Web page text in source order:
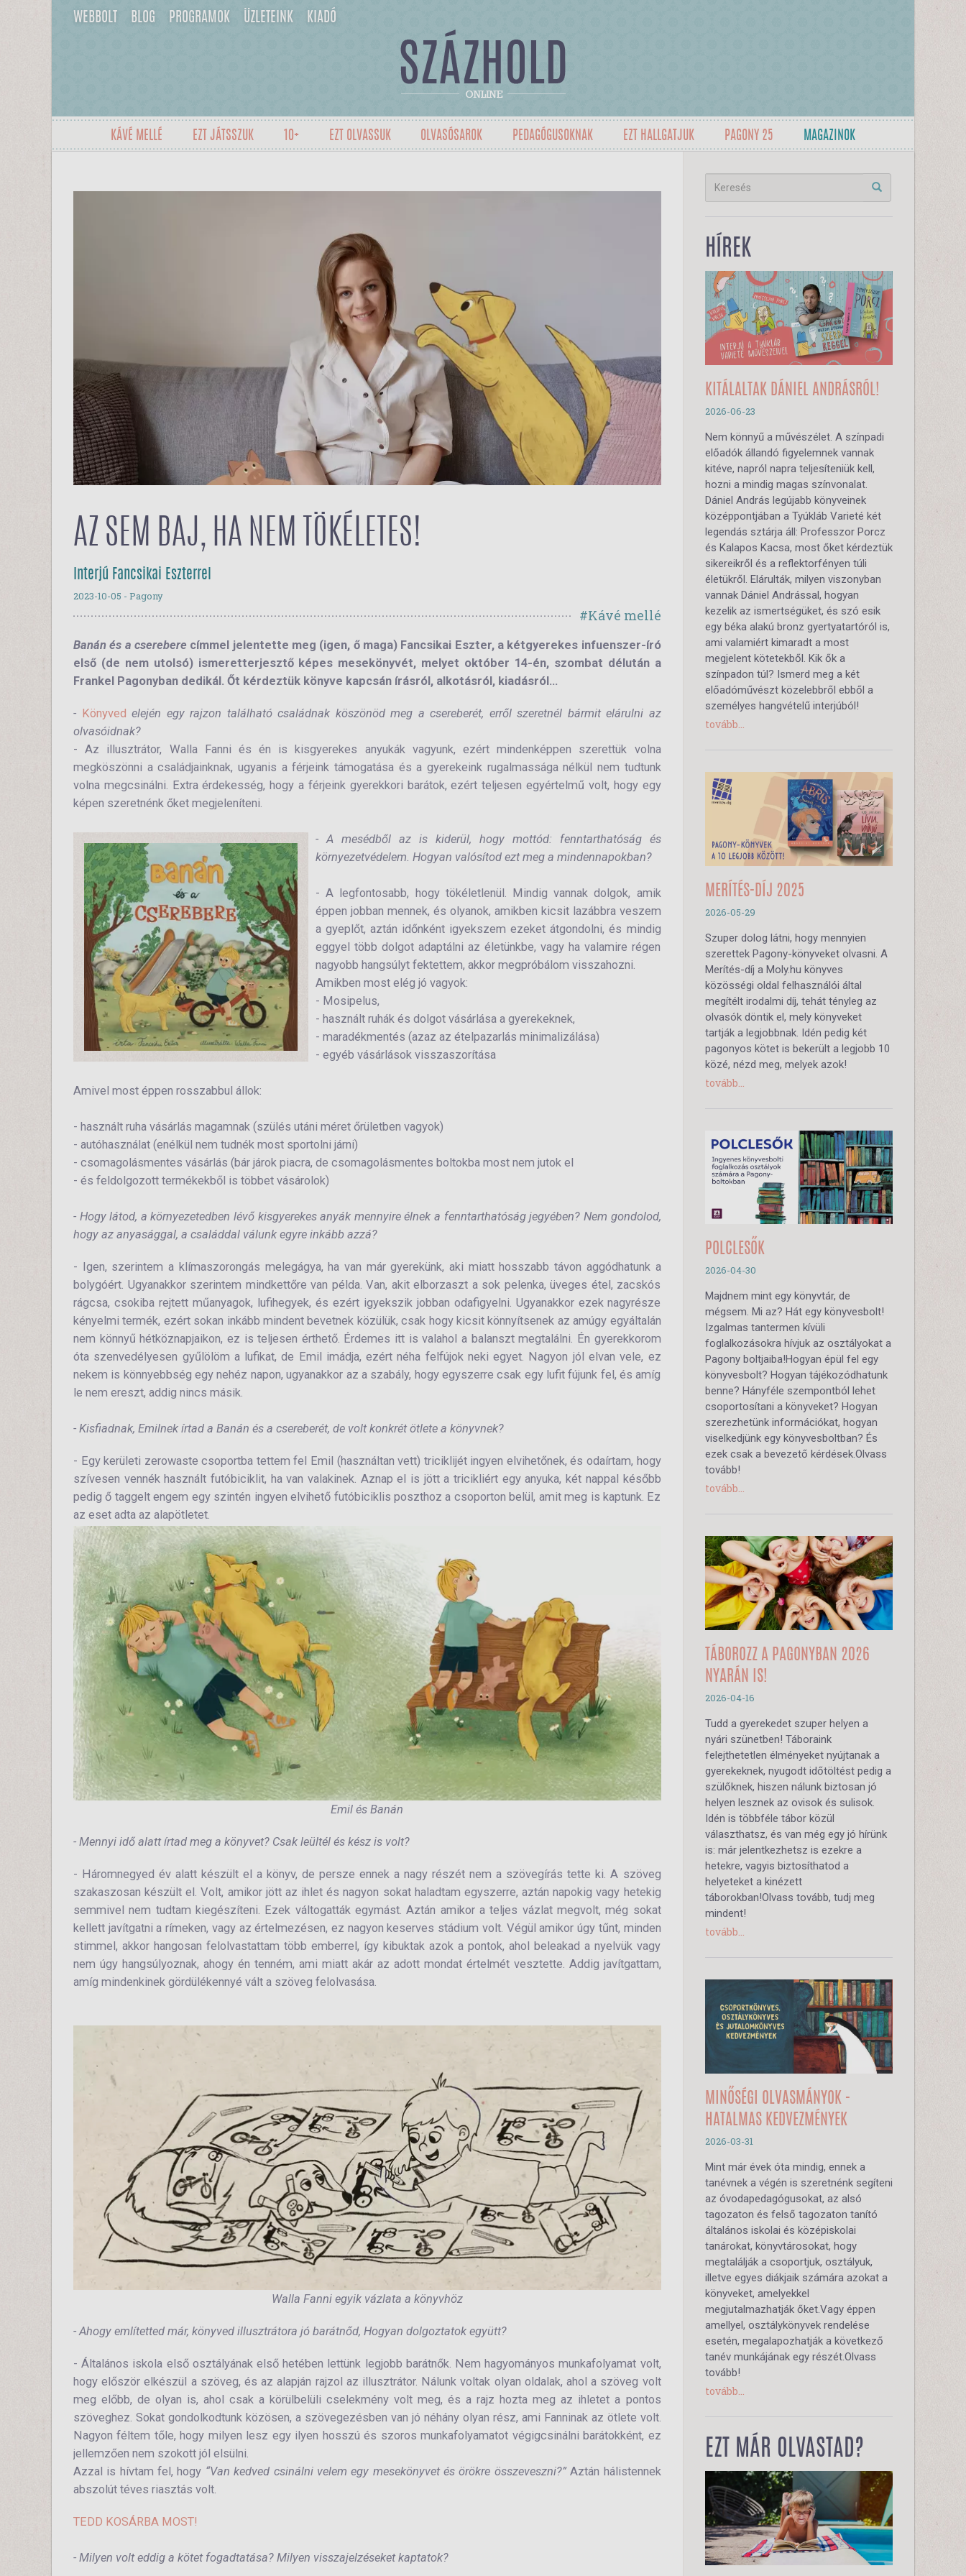
WEBBOLT BLOG PROGRAMOK ÜZLETEINK KIADÓ
KÁVÉ MELLÉ EZT JÁTSSZUK 10+ EZT OLVASSUK OLVASÓSAROK PEDAGÓGUSOKNAK EZT HALLGATJUK PAGONY 25 MAGAZINOK
AZ SEM BAJ, HA NEM TÖKÉLETES!
Interjú Fancsikai Eszterrel
2023-10-05 - Pagony
#Kávé mellé
Banán és a cserebere címmel jelentette meg (igen, ő maga) Fancsikai Eszter, a kétgyerekes infuenszer-író
első (de nem utolsó) ismeretterjesztő képes mesekönyvét, melyet október 14-én, szombat délután a
Frankel Pagonyban dedikál. Őt kérdeztük könyve kapcsán írásról, alkotásról, kiadásról...
- Könyved elején egy rajzon található családnak köszönöd meg a csereberét, erről szeretnél bármit elárulni az
olvasóidnak?
- Az illusztrátor, Walla Fanni és én is kisgyerekes anyukák vagyunk, ezért mindenképpen szerettük volna
megköszönni a családjainknak, ugyanis a férjeink támogatása és a gyerekeink rugalmassága nélkül nem tudtunk
volna megcsinálni. Extra érdekesség, hogy a férjeink gyerekkori barátok, ezért teljesen egyértelmű volt, hogy egy
képen szeretnénk őket megjeleníteni.
- A mesédből az is kiderül, hogy mottód: fenntarthatóság és
környezetvédelem. Hogyan valósítod ezt meg a mindennapokban?
- A legfontosabb, hogy tökéletlenül. Mindig vannak dolgok, amik
éppen jobban mennek, és olyanok, amikben kicsit lazábbra veszem
a gyeplőt, aztán időnként igyekszem ezeket átgondolni, és mindig
eggyel több dolgot adaptálni az életünkbe, vagy ha valamire régen
nagyobb hangsúlyt fektettem, akkor megpróbálom visszahozni.
Amikben most elég jó vagyok:
- Mosipelus,
- használt ruhák és dolgot vásárlása a gyerekeknek,
- maradékmentés (azaz az ételpazarlás minimalizálása)
- egyéb vásárlások visszaszorítása
Amivel most éppen rosszabbul állok:
- használt ruha vásárlás magamnak (szülés utáni méret őrületben vagyok)
- autóhasználat (enélkül nem tudnék most sportolni járni)
- csomagolásmentes vásárlás (bár járok piacra, de csomagolásmentes boltokba most nem jutok el
- és feldolgozott termékekből is többet vásárolok)
- Hogy látod, a környezetedben lévő kisgyerekes anyák mennyire élnek a fenntarthatóság jegyében? Nem gondolod,
hogy az anyasággal, a családdal válunk egyre inkább azzá?
- Igen, szerintem a klímaszorongás melegágya, ha van már gyerekünk, aki miatt hosszabb távon aggódhatunk a
bolygóért. Ugyanakkor szerintem mindkettőre van példa. Van, akit elborzaszt a sok pelenka, üveges étel, zacskós
rágcsa, csokiba rejtett műanyagok, lufihegyek, és ezért igyekszik jobban odafigyelni. Ugyanakkor ezek nagyrésze
kényelmi termék, ezért sokan inkább mindent bevetnek közülük, csak hogy kicsit könnyítsenek az amúgy egyáltalán
nem könnyű hétköznapjaikon, ez is teljesen érthető. Érdemes itt is valahol a balanszt megtalálni. Én gyerekkorom
óta szenvedélyesen gyűlölöm a lufikat, de Emil imádja, ezért néha felfújok neki egyet. Nagyon jól elvan vele, ez
nekem is könnyebbség egy nehéz napon, ugyanakkor az a szabály, hogy egyszerre csak egy lufit fújunk fel, és amíg
le nem ereszt, addig nincs másik.
- Kisfiadnak, Emilnek írtad a Banán és a csereberét, de volt konkrét ötlete a könyvnek?
- Egy kerületi zerowaste csoportba tettem fel Emil (használtan vett) triciklijét ingyen elvihetőnek, és odaírtam, hogy
szívesen vennék használt futóbiciklit, ha van valakinek. Aznap el is jött a tricikliért egy anyuka, két nappal később
pedig ő taggelt engem egy szintén ingyen elvihető futóbiciklis poszthoz a csoporton belül, amit meg is kaptunk. Ez
az eset adta az alapötletet.
Emil és Banán
- Mennyi idő alatt írtad meg a könyvet? Csak leültél és kész is volt?
- Háromnegyed év alatt készült el a könyv, de persze ennek a nagy részét nem a szövegírás tette ki. A szöveg
szakaszosan készült el. Volt, amikor jött az ihlet és nagyon sokat haladtam egyszerre, aztán napokig vagy hetekig
semmivel nem tudtam kiegészíteni. Ezek váltogatták egymást. Aztán amikor a teljes vázlat megvolt, még sokat
kellett javítgatni a rímeken, vagy az értelmezésen, ez nagyon keserves stádium volt. Végül amikor úgy tűnt, minden
stimmel, akkor hangosan felolvastattam több emberrel, így kibuktak azok a pontok, ahol beleakad a nyelvük vagy
nem úgy hangsúlyoznak, ahogy én tenném, ami miatt akár az adott mondat értelmét vesztette. Addig javítgattam,
amíg mindenkinek gördülékennyé vált a szöveg felolvasása.
Walla Fanni egyik vázlata a könyvhöz
- Ahogy említetted már, könyved illusztrátora jó barátnőd, Hogyan dolgoztatok együtt?
- Általános iskola első osztályának első hetében lettünk legjobb barátnők. Nem hagyományos munkafolyamat volt,
hogy először elkészül a szöveg, és az alapján rajzol az illusztrátor. Nálunk voltak olyan oldalak, ahol a szöveg volt
meg előbb, de olyan is, ahol csak a körülbelüli cselekmény volt meg, és a rajz hozta meg az ihletet a pontos
szöveghez. Sokat gondolkodtunk közösen, a szövegezésben van jó néhány olyan rész, ami Fanninak az ötlete volt.
Nagyon féltem tőle, hogy milyen lesz egy ilyen hosszú és szoros munkafolyamatot végigcsinálni barátokként, ez
jellemzően nem szokott jól elsülni.
Azzal is hívtam fel, hogy “Van kedved csinálni velem egy mesekönyvet és örökre összeveszni?”Aztán hálistennek
abszolút téves riasztás volt.
TEDD KOSÁRBA MOST!
- Milyen volt eddig a kötet fogadtatása? Milyen visszajelzéseket kaptatok?
HÍREK
KITÁLALTAK DÁNIEL ANDRÁSRÓL!
2026-06-23
Nem könnyű a művészélet. A színpadi
előadók állandó figyelemnek vannak
kitéve, napról napra teljesíteniük kell,
hozni a mindig magas színvonalat.
Dániel András legújabb könyveinek
középpontjában a Tyúkláb Varieté két
legendás sztárja áll: Professzor Porcz
és Kalapos Kacsa, most őket kérdeztük
sikereikről és a reflektorfényen túli
életükről. Elárulták, milyen viszonyban
vannak Dániel Andrással, hogyan
kezelik az ismertségüket, és szó esik
egy béka alakú bronz gyertyatartóról is,
ami valamiért kimaradt a most
megjelent kötetekből. Kik ők a
színpadon túl? Ismerd meg a két
előadóművészt közelebbről ebből a
személyes hangvételű interjúból!
tovább...
MERÍTÉS-DÍJ 2025
2026-05-29
Szuper dolog látni, hogy mennyien
szerettek Pagony-könyveket olvasni. A
Merítés-díj a Moly.hu könyves
közösségi oldal felhasználói által
megítélt irodalmi díj, tehát tényleg az
olvasók döntik el, mely könyveket
tartják a legjobbnak. Idén pedig két
pagonyos kötet is bekerült a legjobb 10
közé, nézd meg, melyek azok!
tovább...
POLCLESŐK
2026-04-30
Majdnem mint egy könyvtár, de
mégsem. Mi az? Hát egy könyvesbolt!
Izgalmas tantermen kívüli
foglalkozásokra hívjuk az osztályokat a
Pagony boltjaiba!Hogyan épül fel egy
könyvesbolt? Hogyan tájékozódhatunk
benne? Hányféle szempontból lehet
csoportosítani a könyveket? Hogyan
szerezhetünk információkat, hogyan
viselkedjünk egy könyvesboltban? És
ezek csak a bevezető kérdések.Olvass
tovább!
tovább...
TÁBOROZZ A PAGONYBAN 2026
NYARÁN IS!
2026-04-16
Tudd a gyerekedet szuper helyen a
nyári szünetben! Táboraink
felejthetetlen élményeket nyújtanak a
gyerekeknek, nyugodt időtöltést pedig a
szülőknek, hiszen nálunk biztosan jó
helyen lesznek az ovisok és sulisok.
Idén is többféle tábor közül
választhatsz, és van még egy jó hírünk
is: már jelentkezhetsz is ezekre a
hetekre, vagyis biztosíthatod a
helyeteket a kinézett
táborokban!Olvass tovább, tudj meg
mindent!
tovább...
MINŐSÉGI OLVASMÁNYOK -
HATALMAS KEDVEZMÉNYEK
2026-03-31
Mint már évek óta mindig, ennek a
tanévnek a végén is szeretnénk segíteni
az óvodapedagógusokat, az alsó
tagozaton és felső tagozaton tanító
általános iskolai és középiskolai
tanárokat, könyvtárosokat, hogy
megtalálják a csoportjuk, osztályuk,
illetve egyes diákjaik számára azokat a
könyveket, amelyekkel
megjutalmazhatják őket.Vagy éppen
amellyel, osztálykönyvek rendelése
esetén, megalapozhatják a következő
tanév munkájának egy részét.Olvass
tovább!
tovább...
EZT MÁR OLVASTAD?